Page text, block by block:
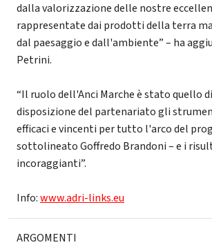
dalla valorizzazione delle nostre
rappresentate dai prodotti della terra
dal paesaggio e dall'ambiente” – ha
Petrini.
“Il ruolo dell'Anci Marche è stato quello
disposizione del partenariato gli
efficaci e vincenti per tutto l'arco del
sottolineato Goffredo Brandoni – e i
incoraggianti”.
Info:www.adri-links.eu
ARGOMENTI